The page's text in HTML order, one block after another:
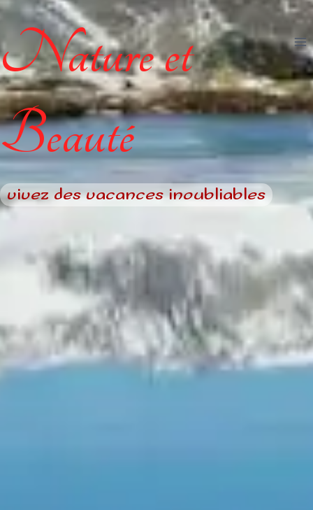
Nature et
Beauté
vivez des vacances inoubliables